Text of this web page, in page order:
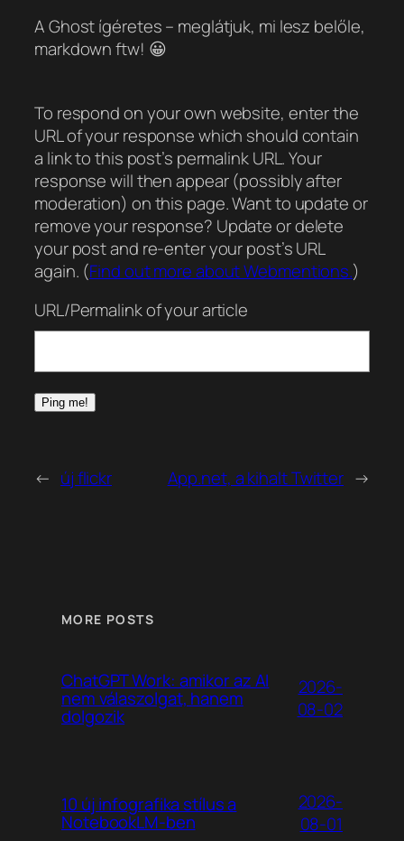
A Ghost ígéretes – meglátjuk, mi lesz belőle,
markdown ftw! 😀
To respond on your own website, enter the
URL of your response which should contain
a link to this post’s permalink URL. Your
response will then appear (possibly after
moderation) on this page. Want to update or
remove your response? Update or delete
your post and re-enter your post’s URL
again. (Find out more about Webmentions.)
URL/Permalink of your article
← új flickr App.net, a kihalt Twitter →
MORE POSTS
ChatGPT Work: amikor az AI
nem válaszolgat, hanem
dolgozik
2026-
08-02
10 új infografika stílus a
NotebookLM-ben
2026-
08-01